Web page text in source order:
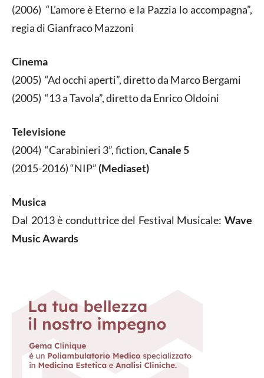
(2006) “L’amore è Eterno e la Pazzia lo accompagna”,
regia di Gianfraco Mazzoni
Cinema
(2005) “Ad occhi aperti”, diretto da Marco Bergami
(2005) “13 a Tavola”, diretto da Enrico Oldoini
Televisione
(2004) “Carabinieri 3”, fiction,Canale 5
(2015-2016) “NIP” (Mediaset)
Musica
Dal 2013 è conduttrice del Festival Musicale: Wave
Music Awards